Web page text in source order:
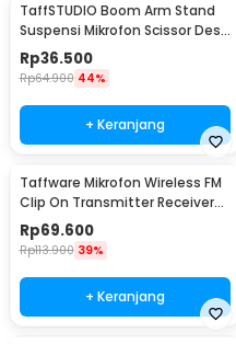
TaffSTUDIO Boom Arm Stand
Suspensi Mikrofon Scissor Desk
Clamp - NB-35
Rp36.500
Rp64.900 44%
+ Keranjang
Taffware Mikrofon Wireless FM
Clip On Transmitter Receiver
Jack 6.3mm - WR-601
Rp69.600
Rp113.900 39%
+ Keranjang